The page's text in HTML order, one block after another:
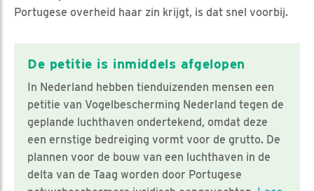
Portugese overheid haar zin krijgt, is dat snel voorbij.
De petitie is inmiddels afgelopen
In Nederland hebben tienduizenden mensen een
petitie van Vogelbescherming Nederland tegen de
geplande luchthaven ondertekend, omdat deze
een ernstige bedreiging vormt voor de grutto. De
plannen voor de bouw van een luchthaven in de
delta van de Taag worden door Portugese